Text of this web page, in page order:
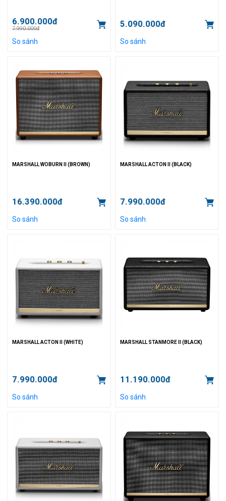
6.900.000đ
7.990.000đ
So sánh
5.090.000đ
So sánh
MARSHALL WOBURN II (BROWN)
16.390.000đ
So sánh
MARSHALL ACTON II (BLACK)
7.990.000đ
So sánh
MARSHALL ACTON II (WHITE)
7.990.000đ
So sánh
MARSHALL STANMORE II (BLACK)
11.190.000đ
So sánh